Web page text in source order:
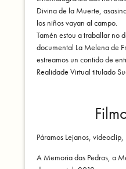
Divina de la Muerte,
los niños vayan al campo.
Tamén estou a traballar no
documental La Melena de
estreamos un contido de
Realidade Virtual titulado
Páramos Lejanos,
A Memoria das Pedras, a